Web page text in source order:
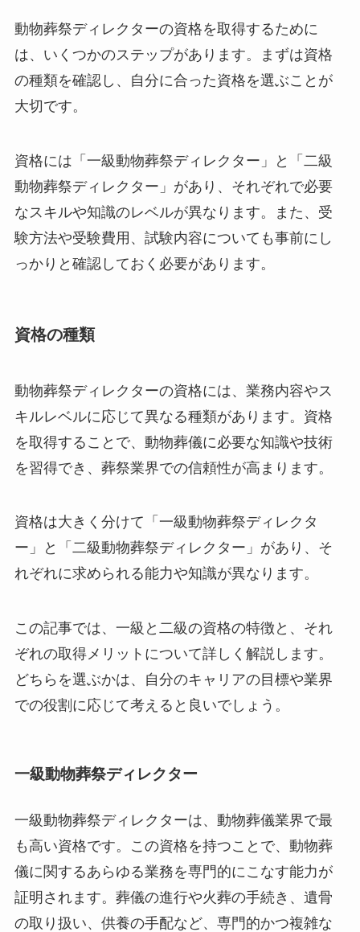
動物葬祭ディレクターの資格を取得するために
は、いくつかのステップがあります。まずは資格
の種類を確認し、自分に合った資格を選ぶことが
大切です。
資格には「一級動物葬祭ディレクター」と「二級
動物葬祭ディレクター」があり、それぞれで必要
なスキルや知識のレベルが異なります。また、受
験方法や受験費用、試験内容についても事前にし
っかりと確認しておく必要があります。
資格の種類
動物葬祭ディレクターの資格には、業務内容やス
キルレベルに応じて異なる種類があります。資格
を取得することで、動物葬儀に必要な知識や技術
を習得でき、葬祭業界での信頼性が高まります。
資格は大きく分けて「一級動物葬祭ディレクタ
ー」と「二級動物葬祭ディレクター」があり、そ
れぞれに求められる能力や知識が異なります。
この記事では、一級と二級の資格の特徴と、それ
ぞれの取得メリットについて詳しく解説します。
どちらを選ぶかは、自分のキャリアの目標や業界
での役割に応じて考えると良いでしょう。
一級動物葬祭ディレクター
一級動物葬祭ディレクターは、動物葬儀業界で最
も高い資格です。この資格を持つことで、動物葬
儀に関するあらゆる業務を専門的にこなす能力が
証明されます。葬儀の進行や火葬の手続き、遺骨
の取り扱い、供養の手配など、専門的かつ複雑な